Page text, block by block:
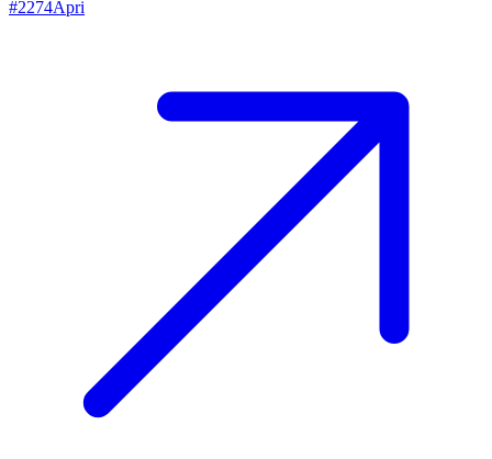
#2274Apri